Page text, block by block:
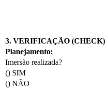
3. VERIFICAÇÃO (CHECK)
Planejamento:
Imersão realizada?
() SIM
() NÃO